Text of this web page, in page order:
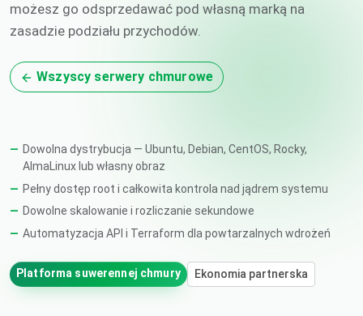
możesz go odsprzedawać pod własną marką na
zasadzie podziału przychodów.
Wszyscy serwery chmurowe
Dowolna dystrybucja — Ubuntu, Debian, CentOS, Rocky,
AlmaLinux lub własny obraz
Pełny dostęp root i całkowita kontrola nad jądrem systemu
Dowolne skalowanie i rozliczanie sekundowe
Automatyzacja API i Terraform dla powtarzalnych wdrożeń
Platforma suwerennej chmury Ekonomia partnerska